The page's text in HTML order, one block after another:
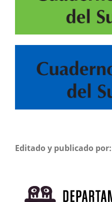
Editado y publicado por: